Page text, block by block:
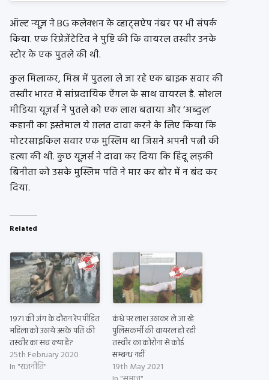
ऑल्ट न्यूज़ ने BG कलेक्शन के व्हाट्सऐप नंबर पर भी संपर्क
किया. एक रिप्रेजेंटेटिव ने पुष्टि की कि वायरल तस्वीर उनके
स्टोर के एक पुतले की थी.
कुल मिलाकर, मिस्र में पुतला ले जा रहे एक बाइक सवार की
तस्वीर भारत में सांप्रदायिक ऐंगल के साथ वायरल है. सोशल
मीडिया यूज़र्स ने पुतले को एक लाश बताया और ‘अब्दुल’
कहानी का इस्तेमाल ये ग़लत दावा करने के लिए किया कि
मोटरसाइकिल सवार एक मुस्लिम था जिसने अपनी पत्नी की
हत्या की थी. कुछ यूज़र्स ने दावा कर दिया कि हिंदू लड़की
बिनीता को उसके मुस्लिम पति ने मार कर बोर में न बंद कर
दिया.
Related
1971 की जंग के दौरान रेप पीड़ित
महिला को उठाये उसके पति की
तस्वीर का सच क्या है?
25th February 2020
In "राजनीति"
कंधे पर लाश उठाकर ले जा रहे
पुलिसकर्मी की वायरल हो रही
तस्वीर का कोरोना से कोई
सम्बन्ध नहीं
19th May 2021